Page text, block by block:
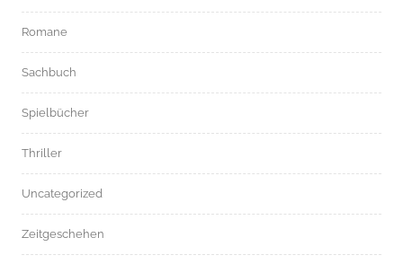
Romane
Sachbuch
Spielbücher
Thriller
Uncategorized
Zeitgeschehen